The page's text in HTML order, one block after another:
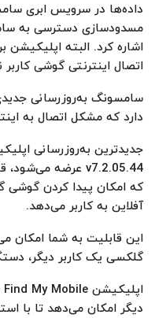
داده‌ها در سرویس ابری
مسدودسازی دسترسی به
اشاره کرد. البته اپلیکیشن
اتصال اینترنتی گوشی کاربر
سامسونگ به‌روزرسانی
دارد که مشکل اتصال به
که امکان پیدا کردن
آفلاین به کاربر می‌دهد.
این قابلیت به شما امکان
گلکسی یک کاربر دیگر،
دیگر امکان می‌دهد تا با